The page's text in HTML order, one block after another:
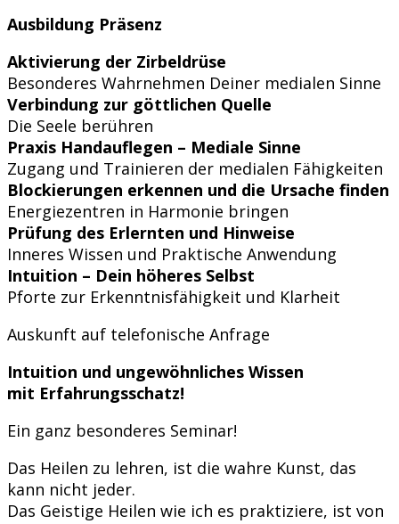
Ausbildung Präsenz
Aktivierung der Zirbeldrüse
Besonderes Wahrnehmen Deiner medialen Sinne
Verbindung zur göttlichen Quelle
Die Seele berühren
Praxis Handauflegen – Mediale Sinne
Zugang und Trainieren der medialen Fähigkeiten
Blockierungen erkennen und die Ursache finden
Energiezentren in Harmonie bringen
Prüfung des Erlernten und Hinweise
Inneres Wissen und Praktische Anwendung
Intuition – Dein höheres Selbst
Pforte zur Erkenntnisfähigkeit und Klarheit
Auskunft auf telefonische Anfrage
Intuition und ungewöhnliches Wissen
mit Erfahrungsschatz!
Ein ganz besonderes Seminar!
Das Heilen zu lehren, ist die wahre Kunst, das
kann nicht jeder.
Das Geistige Heilen wie ich es praktiziere, ist von